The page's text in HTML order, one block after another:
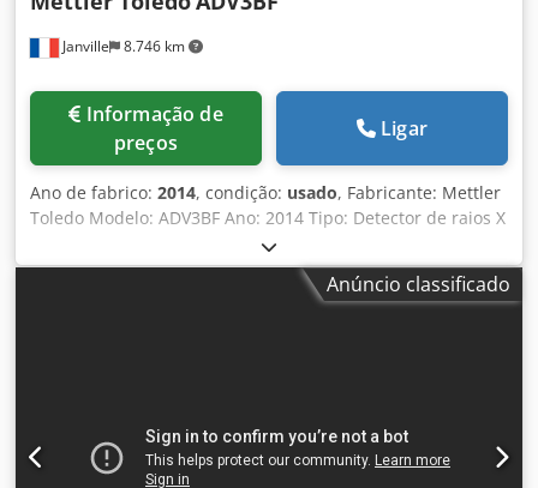
Janville 8.746 km
preços
Ligar
Ano de fabrico: 2014, condição: usado, Fabricante: Mettler
Toledo Modelo: ADV3BF Ano: 2014 Tipo: Detector de raios X
Alimentação: 230 V Potência: 2,3 kW Peso: 460 kg
Comprimento do transportador: 150 cm Largura da correia
transportadora: 30 cm Altura máxima do produto: 5 cm
Anúncio classificado